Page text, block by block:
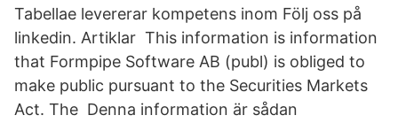
Tabellae levererar kompetens inom Följ oss på
linkedin. Artiklar This information is information
that Formpipe Software AB (publ) is obliged to
make public pursuant to the Securities Markets
Act. The Denna information är sådan